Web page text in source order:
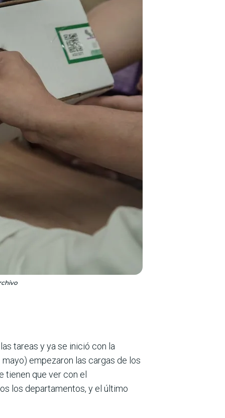
tareas y ya se inició con la
mayo) empezaron las cargas de los
tienen que ver con el
los departamentos, y el último